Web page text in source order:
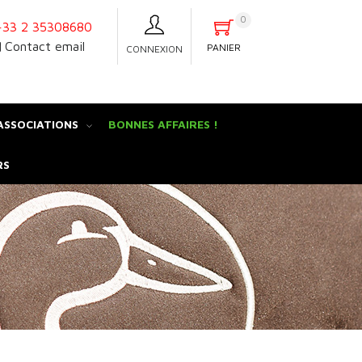
2 35308680
Contact email
CONNEXION PANIER
0
BONNES AFFAIRES !